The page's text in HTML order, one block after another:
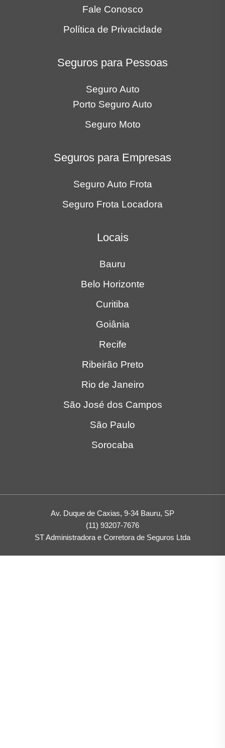
Fale Conosco
Política de Privacidade
Seguros para Pessoas
Seguro Auto
Porto Seguro Auto
Seguro Moto
Seguros para Empresas
Seguro Auto Frota
Seguro Frota Locadora
Locais
Bauru
Belo Horizonte
Curitiba
Goiânia
Recife
Ribeirão Preto
Rio de Janeiro
São José dos Campos
São Paulo
Sorocaba
Av. Duque de Caxias, 9-34 Bauru, SP
(11) 93207-7676
ST Administradora e Corretora de Seguros Ltda